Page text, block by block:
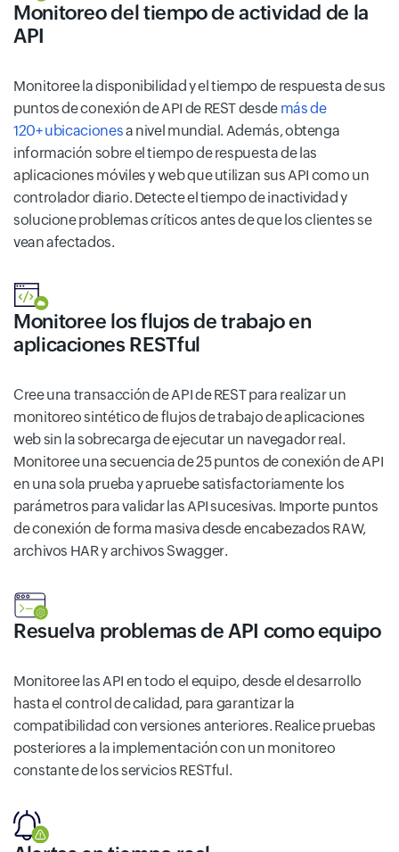
Monitoreo del tiempo de actividad de la
API
Monitoree la disponibilidad y el tiempo de respuesta de sus
puntos de conexión de API de REST desde más de
120+ ubicacionesa nivel mundial. Además, obtenga
información sobre el tiempo de respuesta de las
aplicaciones móviles y web que utilizan sus API como un
controlador diario. Detecte el tiempo de inactividad y
solucione problemas críticos antes de que los clientes se
vean afectados.
Monitoree los flujos de trabajo en
aplicaciones RESTful
Cree una transacción de API de REST para realizar un
monitoreo sintético de flujos de trabajo de aplicaciones
web sin la sobrecarga de ejecutar un navegador real.
Monitoree una secuencia de 25 puntos de conexión de API
en una sola prueba y apruebe satisfactoriamente los
parámetros para validar las API sucesivas. Importe puntos
de conexión de forma masiva desde encabezados RAW,
archivos HAR y archivos Swagger.
Resuelva problemas de API como equipo
Monitoree las API en todo el equipo, desde el desarrollo
hasta el control de calidad, para garantizar la
compatibilidad con versiones anteriores. Realice pruebas
posteriores a la implementación con un monitoreo
constante de los servicios RESTful.